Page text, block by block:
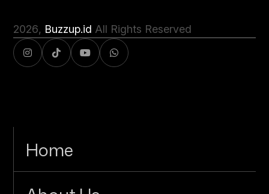
2026, Buzzup.id All Rights Reserved